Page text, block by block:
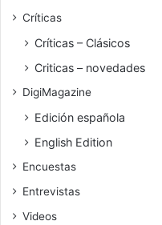
Críticas
Críticas – Clásicos
Criticas – novedades
DigiMagazine
Edición española
English Edition
Encuestas
Entrevistas
Videos